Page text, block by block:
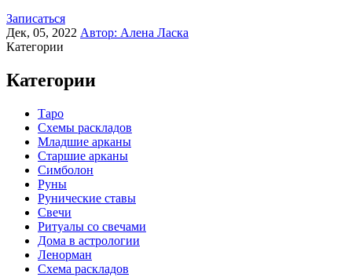
Записаться
Дек, 05, 2022 Автор: Алена Ласка
Категории
Категории
Таро
Схемы раскладов
Младшие арканы
Старшие арканы
Симболон
Руны
Рунические ставы
Свечи
Ритуалы со свечами
Дома в астрологии
Ленорман
Схема раскладов